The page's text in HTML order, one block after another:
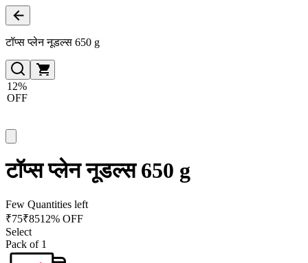
टॉप्स प्लेन नूडल्स 650 g
12%
OFF
टॉप्स प्लेन नूडल्स 650 g
Few Quantities left
₹75₹8512% OFF
Select
Pack of 1